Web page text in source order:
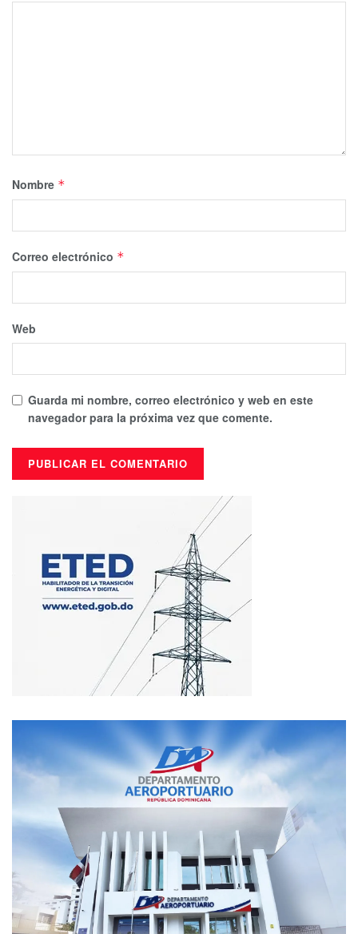
Nombre *
Correo electrónico *
Web
Guarda mi nombre, correo electrónico y web en este
navegador para la próxima vez que comente.